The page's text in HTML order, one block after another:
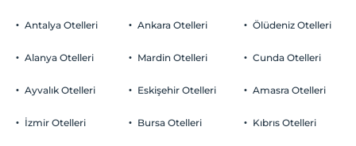
Antalya Otelleri
Alanya Otelleri
Ayvalık Otelleri
İzmir Otelleri
Ankara Otelleri
Mardin Otelleri
Eskişehir Otelleri
Bursa Otelleri
Ölüdeniz Otelleri
Cunda Otelleri
Amasra Otelleri
Kıbrıs Otelleri